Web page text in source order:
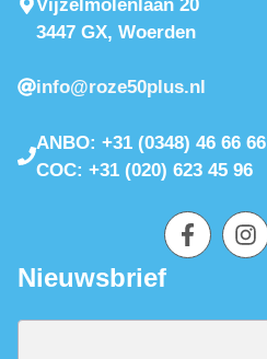
Vijzelmolenlaan 20
3447 GX, Woerden
info@roze50plus.nl
ANBO: +31 (0348) 46 66 66
COC: +31 (020) 623 45 96
Nieuwsbrief